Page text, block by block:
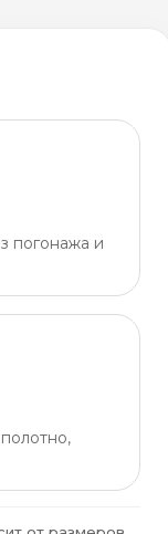
погонажа и